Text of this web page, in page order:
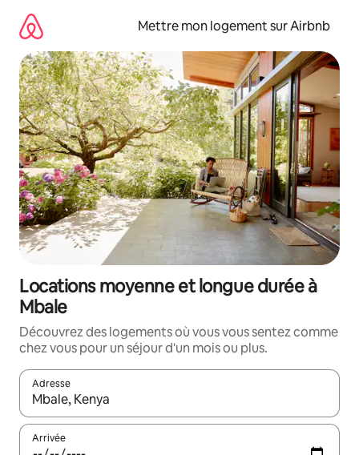
directement
contenu
Mettre mon logement sur Airbnb
Locations moyenne et longue durée à
Mbale
Découvrez des logements où vous vous sentez comme
chez vous pour un séjour d'un mois ou plus.
Adresse
Lorsque les résultats s'affichent, utilisez les flèches vers le
Arrivée